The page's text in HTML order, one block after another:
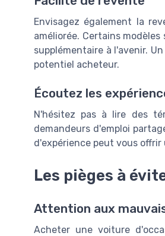
Envisagez également la
améliorée. Certains
supplémentaire à l'avenir.
potentiel acheteur.
Écoutez les
N'hésitez pas à lire des
demandeurs d'emploi
d'expérience peut vous
Les pièges à
Attention aux
Acheter une voiture